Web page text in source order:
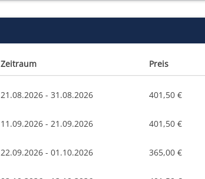
Zeitraum Preis
21.08.2026 - 31.08.2026 401,50 €
11.09.2026 - 21.09.2026 401,50 €
22.09.2026 - 01.10.2026 365,00 €